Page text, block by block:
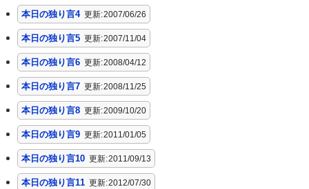
本日の独り言4 更新:2007/06/26
本日の独り言5 更新:2007/11/04
本日の独り言6 更新:2008/04/12
本日の独り言7 更新:2008/11/25
本日の独り言8 更新:2009/10/20
本日の独り言9 更新:2011/01/05
本日の独り言10 更新:2011/09/13
本日の独り言11 更新:2012/07/30